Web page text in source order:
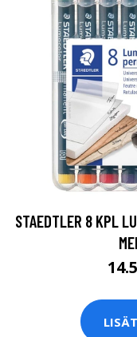
STAEDTLER 8 KPL